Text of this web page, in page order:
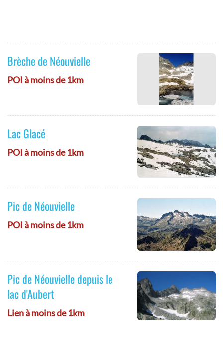
Brèche de Néouvielle
POI à moins de 1km
Lac Glacé
POI à moins de 1km
Pic de Néouvielle
POI à moins de 1km
Pic de Néouvielle depuis le
lac d'Aubert
Lien à moins de 1km